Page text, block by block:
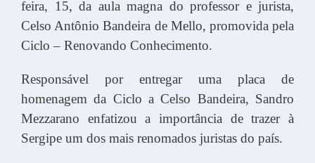
feira, 15, da aula magna do professor e jurista,
Celso Antônio Bandeira de Mello, promovida pela
Ciclo – Renovando Conhecimento.
Responsável por entregar uma placa de
homenagem da Ciclo a Celso Bandeira, Sandro
Mezzarano enfatizou a importância de trazer à
Sergipe um dos mais renomados juristas do país.